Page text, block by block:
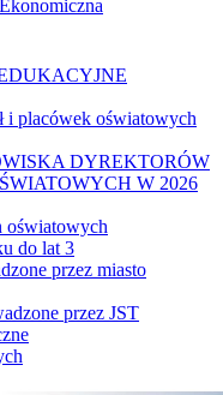
i placówek oświatowych
DYREKTORÓW
W 2026
oświatowych
do lat 3
przez miasto
przez JST